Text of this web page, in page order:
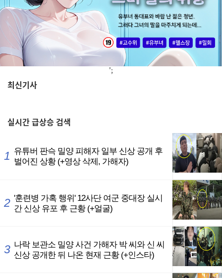
';
최신기사
실시간급상승 검색